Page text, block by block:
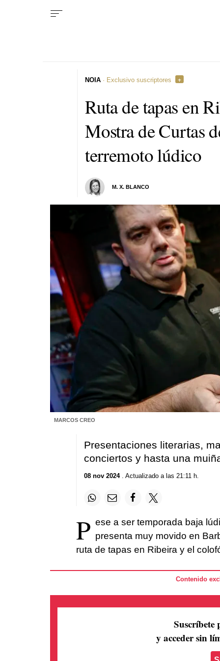
Ruta de tapas en
Mostra de Curtas
terremoto lúdico
M. X. BLANCO
NOIA · Exclusivo suscriptores
MARCOS CREO
Presentaciones literarias,
conciertos y hasta una
08 nov 2024. Actualizado a las 21:11 h.
P ese a ser temporada baja
presenta muy movido en
ruta de tapas en Ribeira y el
Contenido
Suscríbete
y acceder sin